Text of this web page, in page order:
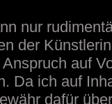
nur
der
auf
Da ich auf
dafür